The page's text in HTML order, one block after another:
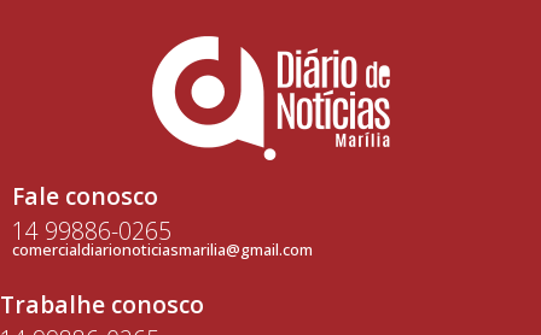
Fale conosco
14 99886-0265
comercialdiarionoticiasmarilia@gmail.com
Trabalhe conosco